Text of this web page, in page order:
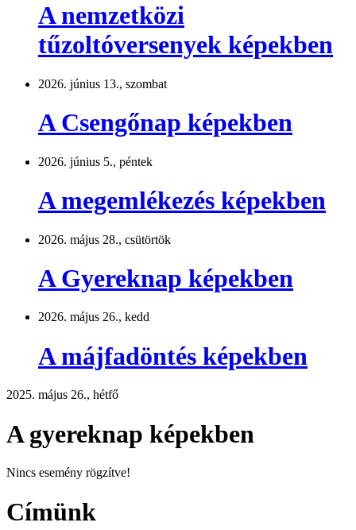
A nemzetközi
tűzoltóversenyek képekben
2026. június 13., szombat
A Csengőnap képekben
2026. június 5., péntek
A megemlékezés képekben
2026. május 28., csütörtök
A Gyereknap képekben
2026. május 26., kedd
A májfadöntés képekben
2025. május 26., hétfő
A gyereknap képekben
Nincs esemény rögzítve!
Címünk